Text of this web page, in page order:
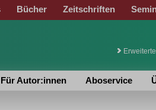
Bücher Zeitschriften
Für Autor:innen Aboservice